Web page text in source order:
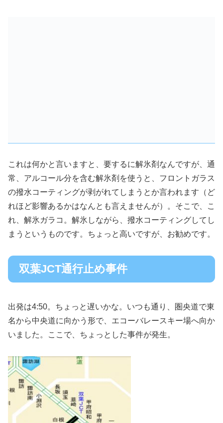
これは何かと言いますと、要するに解氷剤なんですが、通
常、アルコール分を含む解氷剤を使うと、フロントガラス
の撥水コーティングが剥がれてしまうとか言われます（ど
れほど影響あるかはなんとも言えませんが）。そこで、こ
れ、解氷ガラコ。解氷しながら、撥水コーティングしてし
まうというものです。ちょっと高いですが、お勧めです。
双葉JCT通行止め事件
出発は4:50。ちょっと遅いかな。いつも通り、圏央道で東
名から中央道に向かう形で、エコーバレースキー場へ向か
いました。ここで、ちょっとした事件が発生。